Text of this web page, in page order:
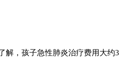
孩子急性肺炎治疗费用大约